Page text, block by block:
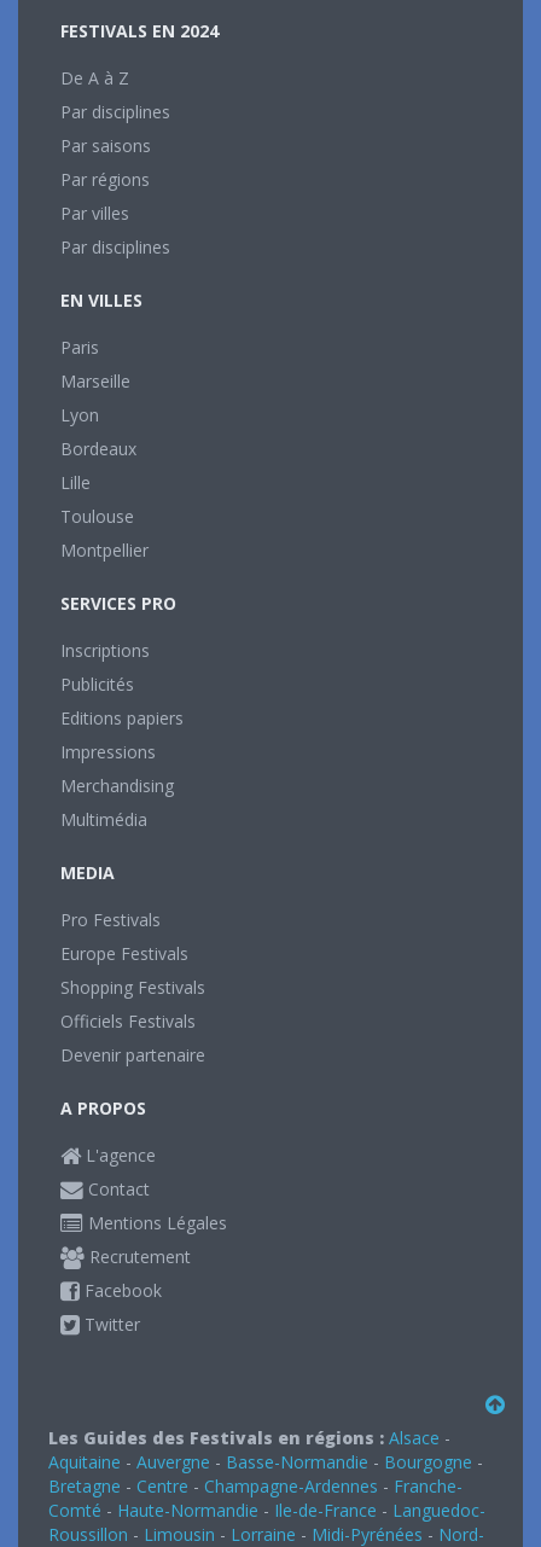
FESTIVALS EN 2024
De A à Z
Par disciplines
Par saisons
Par régions
Par villes
Par disciplines
EN VILLES
Paris
Marseille
Lyon
Bordeaux
Lille
Toulouse
Montpellier
SERVICES PRO
Inscriptions
Publicités
Editions papiers
Impressions
Merchandising
Multimédia
MEDIA
Pro Festivals
Europe Festivals
Shopping Festivals
Officiels Festivals
Devenir partenaire
A PROPOS
L'agence
Contact
Mentions Légales
Recrutement
Facebook
Twitter
Les Guides des Festivals en régions : Alsace -
Aquitaine - Auvergne - Basse-Normandie - Bourgogne -
Bretagne - Centre - Champagne-Ardennes - Franche-
Comté - Haute-Normandie - Ile-de-France - Languedoc-
Roussillon - Limousin - Lorraine - Midi-Pyrénées - Nord-